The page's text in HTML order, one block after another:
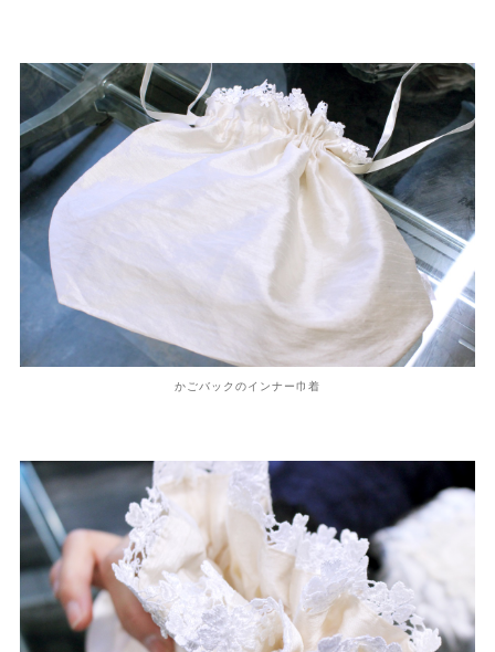
かごバックのインナー巾着